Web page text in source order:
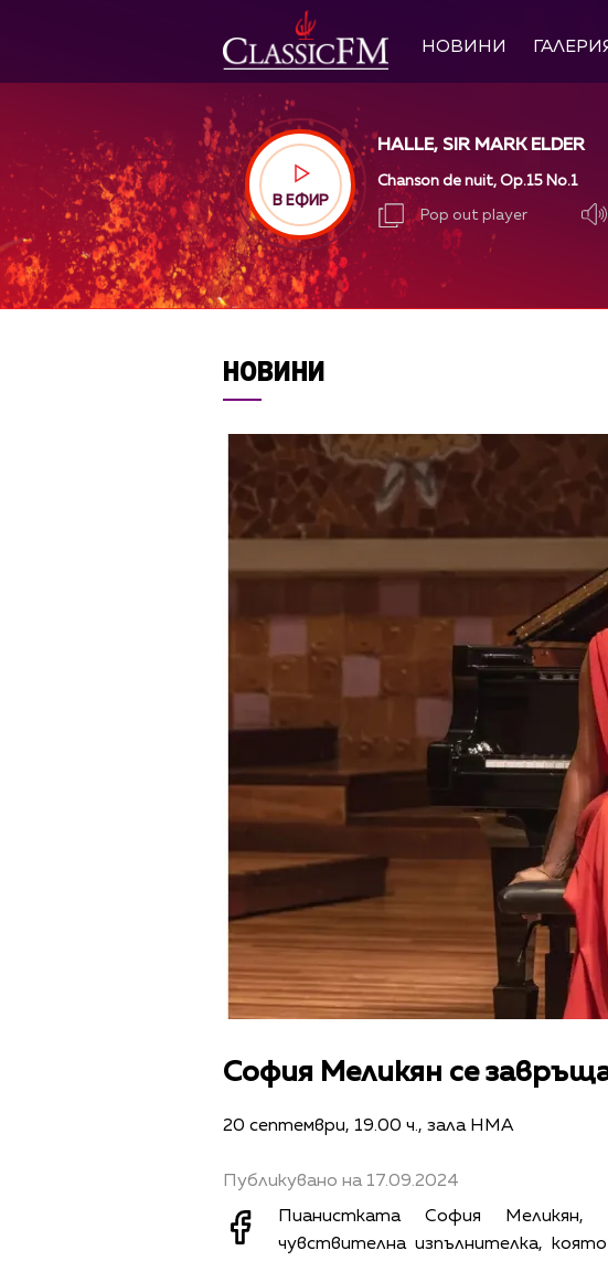
НОВИНИ
В ЕФИР
HALLE, SIR MARK ELDER
Chanson de nuit, Op.15 No.1
Pop out player
НОВИНИ
София Меликян се
20 септември, 19.00 ч., зала НМА
Публикувано на 17.09.2024
Пианистката София Меликян,
чувствителна изпълнителка,